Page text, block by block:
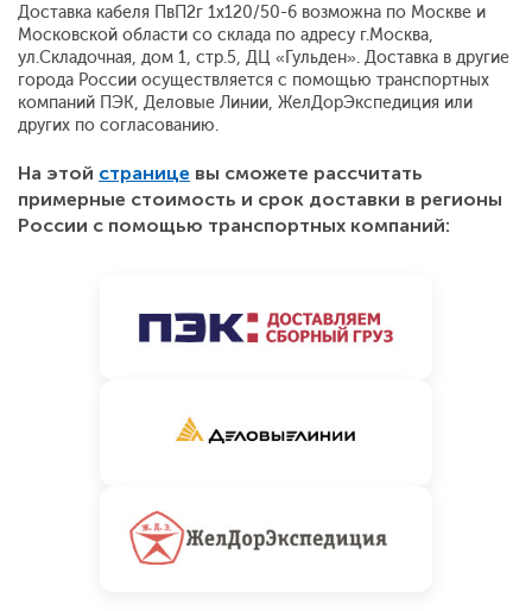
Доставка кабеля ПвП2г 1x120/50-6 возможна по Москве и
Московской области со склада по адресу г.Москва,
ул.Складочная, дом 1, стр.5, ДЦ «Гульден». Доставка в другие
города России осуществляется с помощью транспортных
компаний ПЭК, Деловые Линии, ЖелДорЭкспедиция или
других по согласованию.
На этой странице вы сможете рассчитать
примерные стоимость и срок доставки в регионы
России с помощью транспортных компаний: